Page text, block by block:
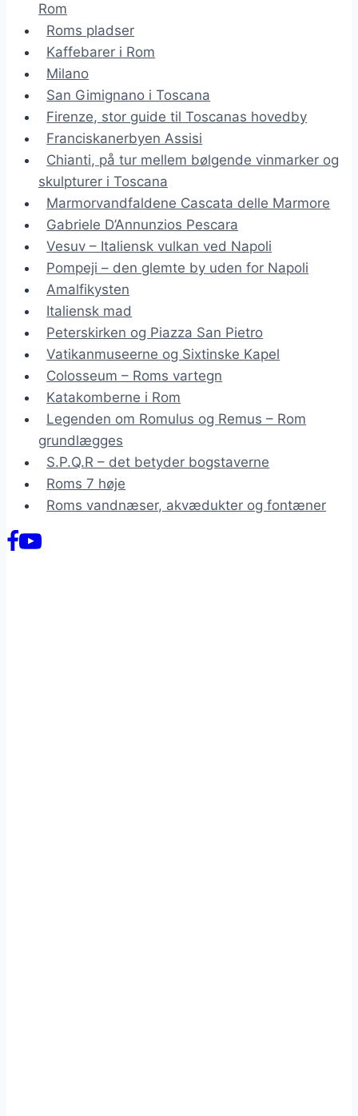
Rom
Roms pladser
Kaffebarer i Rom
Milano
San Gimignano i Toscana
Firenze, stor guide til Toscanas hovedby
Franciskanerbyen Assisi
Chianti, på tur mellem bølgende vinmarker og
skulpturer i Toscana
Marmorvandfaldene Cascata delle Marmore
Gabriele D’Annunzios Pescara
Vesuv – Italiensk vulkan ved Napoli
Pompeji – den glemte by uden for Napoli
Amalfikysten
Italiensk mad
Peterskirken og Piazza San Pietro
Vatikanmuseerne og Sixtinske Kapel
Colosseum – Roms vartegn
Katakomberne i Rom
Legenden om Romulus og Remus – Rom
grundlægges
S.P.Q.R – det betyder bogstaverne
Roms 7 høje
Roms vandnæser, akvædukter og fontæner